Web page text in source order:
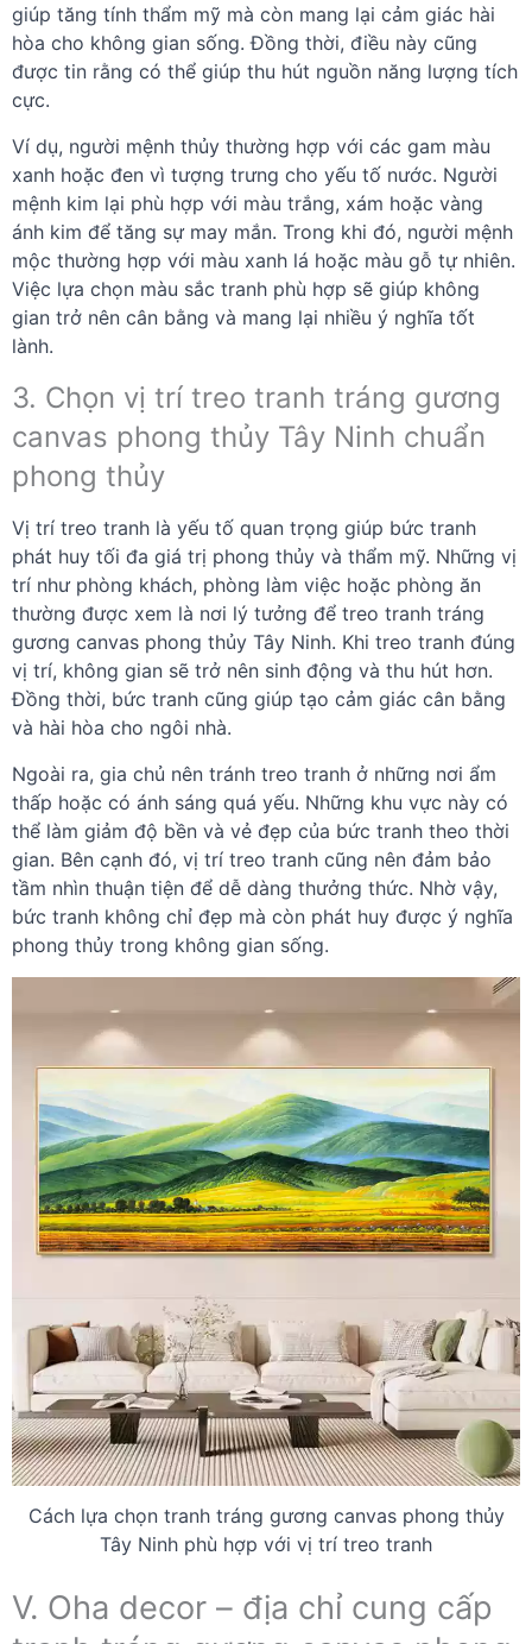
giúp tăng tính thẩm mỹ mà còn mang lại cảm giác hài
hòa cho không gian sống. Đồng thời, điều này cũng
được tin rằng có thể giúp thu hút nguồn năng lượng tích
cực.
Ví dụ, người mệnh thủy thường hợp với các gam màu
xanh hoặc đen vì tượng trưng cho yếu tố nước. Người
mệnh kim lại phù hợp với màu trắng, xám hoặc vàng
ánh kim để tăng sự may mắn. Trong khi đó, người mệnh
mộc thường hợp với màu xanh lá hoặc màu gỗ tự nhiên.
Việc lựa chọn màu sắc tranh phù hợp sẽ giúp không
gian trở nên cân bằng và mang lại nhiều ý nghĩa tốt
lành.
3. Chọn vị trí treo tranh tráng gương
canvas phong thủy Tây Ninh chuẩn
phong thủy
Vị trí treo tranh là yếu tố quan trọng giúp bức tranh
phát huy tối đa giá trị phong thủy và thẩm mỹ. Những vị
trí như phòng khách, phòng làm việc hoặc phòng ăn
thường được xem là nơi lý tưởng để treo tranh tráng
gương canvas phong thủy Tây Ninh. Khi treo tranh đúng
vị trí, không gian sẽ trở nên sinh động và thu hút hơn.
Đồng thời, bức tranh cũng giúp tạo cảm giác cân bằng
và hài hòa cho ngôi nhà.
Ngoài ra, gia chủ nên tránh treo tranh ở những nơi ẩm
thấp hoặc có ánh sáng quá yếu. Những khu vực này có
thể làm giảm độ bền và vẻ đẹp của bức tranh theo thời
gian. Bên cạnh đó, vị trí treo tranh cũng nên đảm bảo
tầm nhìn thuận tiện để dễ dàng thưởng thức. Nhờ vậy,
bức tranh không chỉ đẹp mà còn phát huy được ý nghĩa
phong thủy trong không gian sống.
Cách lựa chọn tranh tráng gương canvas phong thủy
Tây Ninh phù hợp với vị trí treo tranh
V. Oha decor – địa chỉ cung cấp